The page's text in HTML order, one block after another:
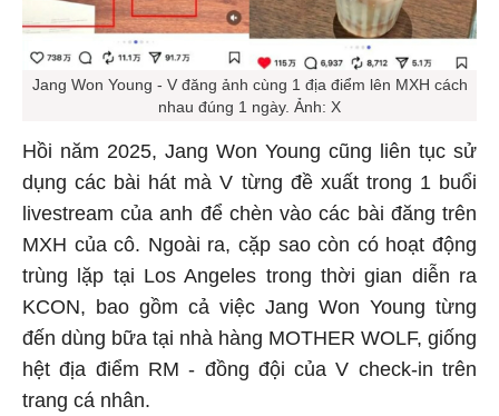
Jang Won Young - V đăng ảnh cùng 1 địa điểm lên MXH cách
nhau đúng 1 ngày. Ảnh: X
Hồi năm 2025, Jang Won Young cũng liên tục sử
dụng các bài hát mà V từng đề xuất trong 1 buổi
livestream của anh để chèn vào các bài đăng trên
MXH của cô. Ngoài ra, cặp sao còn có hoạt động
trùng lặp tại Los Angeles trong thời gian diễn ra
KCON, bao gồm cả việc Jang Won Young từng
đến dùng bữa tại nhà hàng MOTHER WOLF, giống
hệt địa điểm RM - đồng đội của V check-in trên
trang cá nhân.